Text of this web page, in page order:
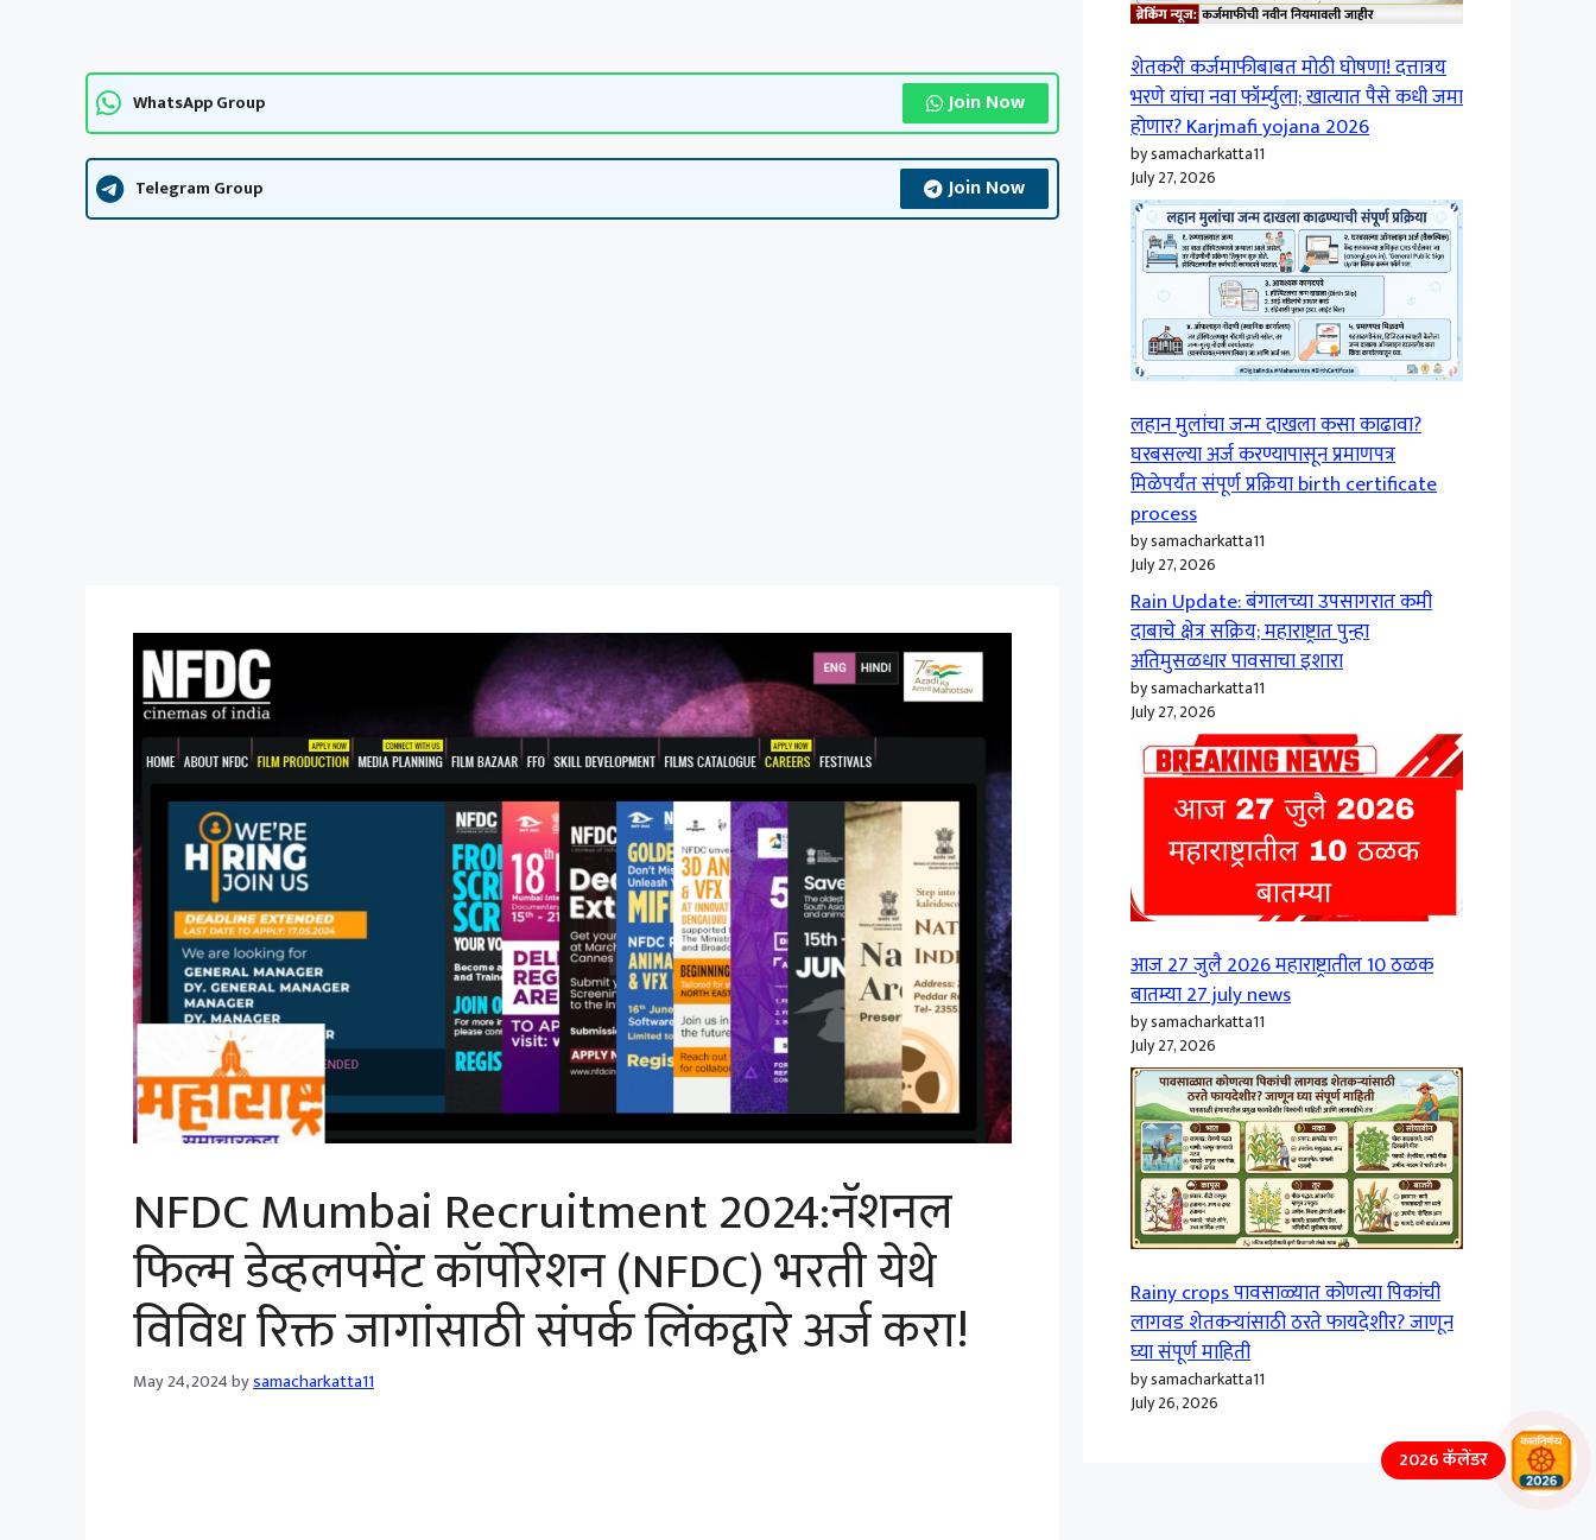
WhatsApp Group Join Now
Telegram Group Join Now
NFDC Mumbai Recruitment 2024:नॅशनल
फिल्म डेव्हलपमेंट कॉर्पोरेशन (NFDC) भरती येथे
विविध रिक्त जागांसाठी संपर्क लिंकद्वारे अर्ज करा!
May 24, 2024bysamacharkatta11
शेतकरी कर्जमाफीबाबत मोठी घोषणा! दत्तात्रय
भरणे यांचा नवा फॉर्म्युला; खात्यात पैसे कधी जमा
होणार? Karjmafi yojana 2026
by samacharkatta11
July 27, 2026
लहान मुलांचा जन्म दाखला कसा काढावा?
घरबसल्या अर्ज करण्यापासून प्रमाणपत्र
मिळेपर्यंत संपूर्ण प्रक्रिया birth certificate
process
by samacharkatta11
July 27, 2026
Rain Update: बंगालच्या उपसागरात कमी
दाबाचे क्षेत्र सक्रिय; महाराष्ट्रात पुन्हा
अतिमुसळधार पावसाचा इशारा
by samacharkatta11
July 27, 2026
आज 27 जुलै 2026 महाराष्ट्रातील 10 ठळक
बातम्या 27 july news
by samacharkatta11
July 27, 2026
Rainy crops पावसाळ्यात कोणत्या पिकांची
लागवड शेतकऱ्यांसाठी ठरते फायदेशीर? जाणून
घ्या संपूर्ण माहिती
by samacharkatta11
July 26, 2026
2026 कॅलेंडर